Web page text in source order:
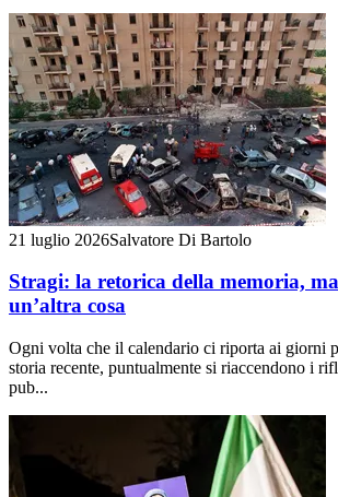
21 luglio 2026Salvatore Di Bartolo
Stragi: la retorica della memoria,
un’altra cosa
Ogni volta che il calendario ci riporta ai giorni
storia recente, puntualmente si riaccendono i
pub...